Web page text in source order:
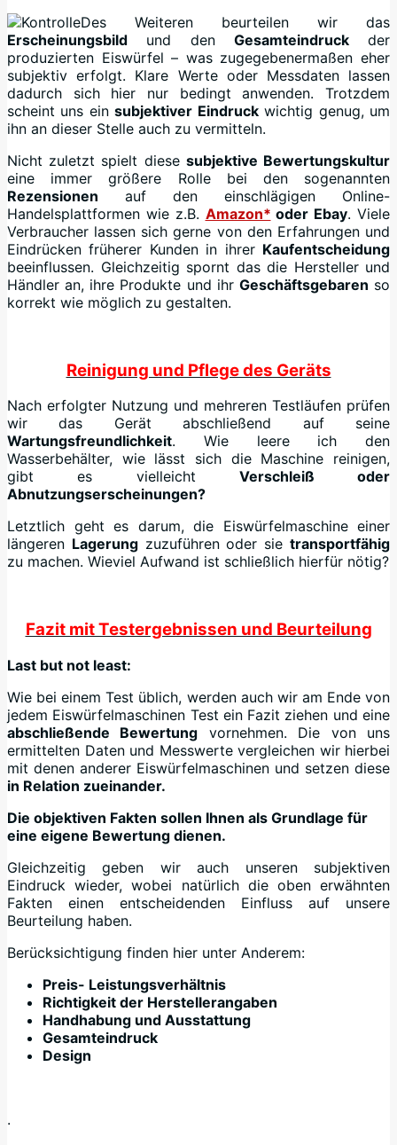
Des Weiteren beurteilen wir das
Erscheinungsbild und den Gesamteindruckder
produzierten Eiswürfel – was zugegebenermaßen eher
subjektiv erfolgt. Klare Werte oder Messdaten lassen
dadurch sich hier nur bedingt anwenden. Trotzdem
scheint uns einsubjektiver Eindruckwichtig genug, um
ihn an dieser Stelle auch zu vermitteln.
Nicht zuletzt spielt diese subjektive Bewertungskultur
eine immer größere Rolle bei den sogenannten
Rezensionen auf den einschlägigen Online-
Handelsplattformen wie z.B. Amazon* oder Ebay. Viele
Verbraucher lassen sich gerne von den Erfahrungen und
Eindrücken früherer Kunden in ihrer Kaufentscheidung
beeinflussen. Gleichzeitig spornt das die Hersteller und
Händler an, ihre Produkte und ihr Geschäftsgebaren so
korrekt wie möglich zu gestalten.
Reinigung und Pflege des Geräts
Nach erfolgter Nutzung und mehreren Testläufen prüfen
wir das Gerät abschließend auf seine
Wartungsfreundlichkeit. Wie leere ich den
Wasserbehälter, wie lässt sich die Maschine reinigen,
gibt es vielleicht Verschleiß oder
Abnutzungserscheinungen?
Letztlich geht es darum, die Eiswürfelmaschine einer
längeren Lagerungzuzuführen oder sietransportfähig
zu machen. Wieviel Aufwand ist schließlich hierfür nötig?
Fazit mit Testergebnissen und Beurteilung
Last but not least:
Wie bei einem Test üblich, werden auch wir am Ende von
jedem Eiswürfelmaschinen Test ein Fazit ziehen und eine
abschließende Bewertung vornehmen. Die von uns
ermittelten Daten und Messwerte vergleichen wir hierbei
mit denen anderer Eiswürfelmaschinen und setzen diese
in Relation zueinander.
Die objektiven Fakten sollen Ihnen als Grundlage für
eine eigene Bewertung dienen.
Gleichzeitig geben wir auch unseren subjektiven
Eindruck wieder, wobei natürlich die oben erwähnten
Fakten einen entscheidenden Einfluss auf unsere
Beurteilung haben.
Berücksichtigung finden hier unter Anderem:
Preis- Leistungsverhältnis
Richtigkeit der Herstellerangaben
Handhabung und Ausstattung
Gesamteindruck
Design
.